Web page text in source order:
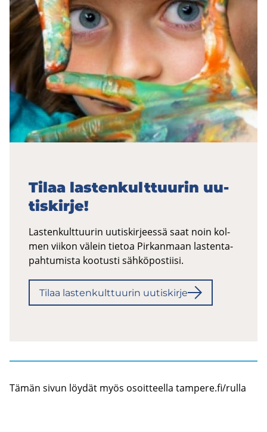
Tilaa las­ten­kult­tuu­rin uu­
tis­kir­je!
Las­ten­kult­tuu­rin uu­tis­kir­jees­sä saat noin kol­
men vii­kon vä­lein tie­toa Pir­kan­maan las­ten­ta­
pah­tu­mis­ta koo­tus­ti säh­kö­pos­tii­si.
Tilaa las­ten­kult­tuu­rin uu­tis­kir­je
Tämän sivun löy­dät myös osoit­teel­la tam­pe­re.fi/rulla